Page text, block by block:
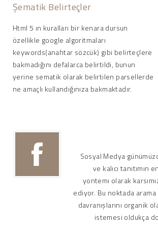
Şematik Belirteçler
Html 5 ın kuralları bir kenara dursun
özellikle google algoritmaları
keywords(anahtar sözcük) gibi belirteçlere
bakmadığını defalarca belirtildi, bunun
yerine sematik olarak belirtilen parsellerde
ne amaçlı kullandığınıza bakmaktadır.
Sosyal Medya
ve kalıcı tanıtımın
yontemı olarak
ediyor. Bu noktada
davranışlarını organik
istemesi oldukça